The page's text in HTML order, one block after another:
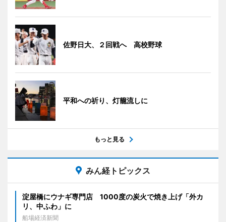
佐野日大、２回戦へ 高校野球
平和への祈り、灯籠流しに
もっと見る
みん経トピックス
淀屋橋にウナギ専門店 1000度の炭火で焼き上げ「外カ
リ、中ふわ」に
船場経済新聞